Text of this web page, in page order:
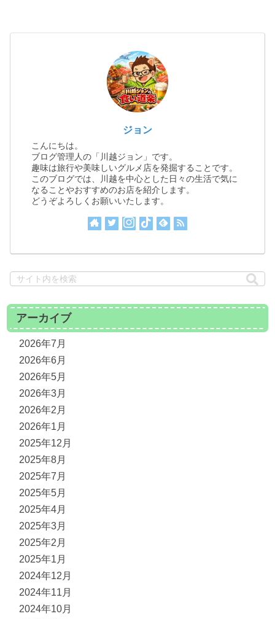
ジョン
こんにちは。
ブログ管理人の「川越ジョン」です。
趣味は旅行や美味しいグルメ店を発掘することです。
このブログでは、川越を中心とした日々の生活で気に
なることやおすすめのお店を紹介します。
どうぞよろしくお願いいたします。
アーカイブ
2026年7月
2026年6月
2026年5月
2026年3月
2026年2月
2026年1月
2025年12月
2025年8月
2025年7月
2025年5月
2025年4月
2025年3月
2025年2月
2025年1月
2024年12月
2024年11月
2024年10月